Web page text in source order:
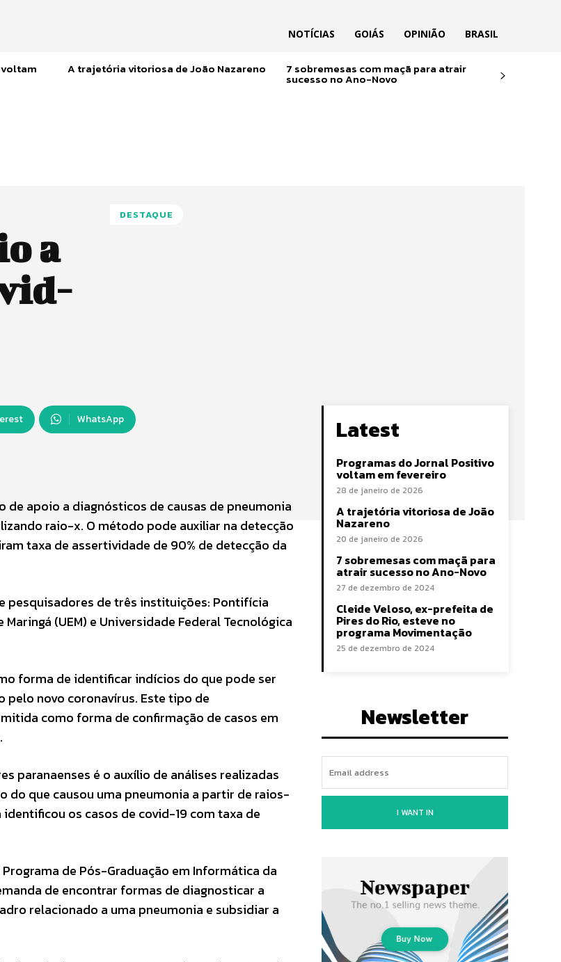
NOTÍCIAS GOIÁS OPINIÃO BRASIL
A trajetória vitoriosa de João Nazareno 7 sobremesas com maçã para atrair
sucesso no Ano-Novo
a
DESTAQUE
WhatsApp
de apoio a diagnósticos de causas de pneumonia
raio-x. O método pode auxiliar na detecção
taxa de assertividade de 90% de detecção da
pesquisadores de três instituições: Pontifícia
(UEM) e Universidade Federal Tecnológica
forma de identificar indícios do que pode ser
novo coronavírus. Este tipo de
como forma de confirmação de casos em
paranaenses é o auxílio de análises realizadas
do que causou uma pneumonia a partir de raios-
os casos de covid-19 com taxa de
de Pós-Graduação em Informática da
de encontrar formas de diagnosticar a
relacionado a uma pneumonia e subsidiar a
Latest
Programas do Jornal Positivo
voltam em fevereiro
28 de janeiro de 2026
A trajetória vitoriosa de João
Nazareno
20 de janeiro de 2026
7 sobremesas com maçã para
atrair sucesso no Ano-Novo
27 de dezembro de 2024
Cleide Veloso, ex-prefeita de
Pires do Rio, esteve no
programa Movimentação
25 de dezembro de 2024
Newsletter
I WANT IN